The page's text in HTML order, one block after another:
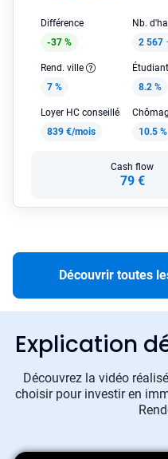
Différence
-37 %
Nb.
2 567
Rend. ville
7 %
8.2 %
Loyer HC conseillé
839 €/mois
10.5 %
Cash flow
79 €
Découvrir toutes
Explication
Découvrez la vidéo
choisir pour investir en